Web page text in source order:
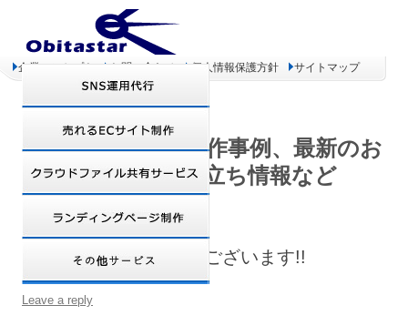
企業コンセプト お問い合わせ 個人情報保護方針 サイトマップ
オビタスター 制作事例、最新のお
得情報、お役立ち情報など
あけましておめでとうございます!!
Leave a reply